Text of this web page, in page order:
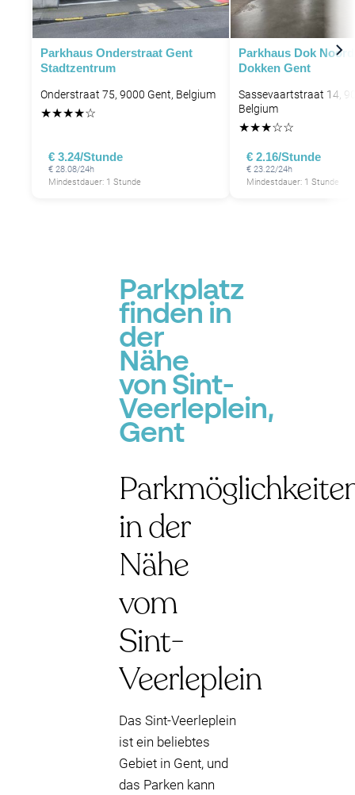
Parkhaus Onderstraat Gent
Stadtzentrum
Onderstraat 75, 9000 Gent, Belgium
★★★★☆
€ 3.24/Stunde
€ 28.08/24h
Mindestdauer: 1 Stunde
Parkhaus Dok
Dokken Gent
Sassevaartstraat 14,
Belgium
★★★☆☆
€ 2.16/Stunde
€ 23.22/24h
Mindestdauer: 1 Stunde
Parkplatz
finden in
der
Nähe
von Sint-
Veerleplein,
Gent
in der
Nähe
vom
Sint-
Veerleplein
Das Sint-Veerleplein
ist ein beliebtes
Gebiet in Gent, und
das Parken kann